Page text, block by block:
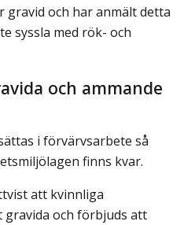
gravid och har anmält detta
syssla med rök- och
och ammande
i förvärvsarbete så
finns kvar.
att kvinnliga
och förbjuds att